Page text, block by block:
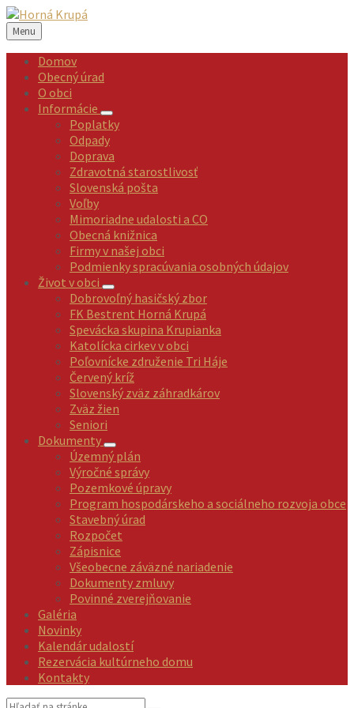
Preskočiť
na
obsah
Preskočiť
na
ľavý
panel
Preskočiť
na
pravý
panel
Preskočiť
na
pätičku
Menu
Domov
Obecný úrad
O obci
Informácie
Poplatky
Odpady
Doprava
Zdravotná starostlivosť
Slovenská pošta
Voľby
Mimoriadne udalosti a CO
Obecná knižnica
Firmy v našej obci
Podmienky spracúvania osobných údajov
Život v obci
Dobrovoľný hasičský zbor
FK Bestrent Horná Krupá
Spevácka skupina Krupianka
Katolícka cirkev v obci
Poľovnícke združenie Tri Háje
Červený kríž
Slovenský zväz záhradkárov
Zväz žien
Seniori
Dokumenty
Územný plán
Výročné správy
Pozemkové úpravy
Program hospodárskeho a sociálneho rozvoja obce
Stavebný úrad
Rozpočet
Zápisnice
Všeobecne záväzné nariadenie
Dokumenty zmluvy
Povinné zverejňovanie
Galéria
Novinky
Kalendár udalostí
Rezervácia kultúrneho domu
Kontakty
Vyhľadávanie: